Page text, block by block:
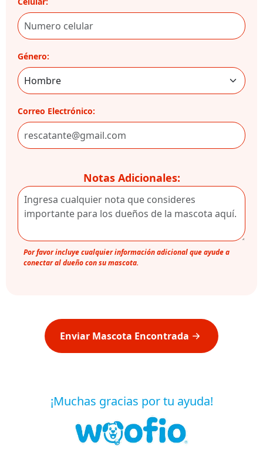
Género:
Correo Electrónico:
Notas Adicionales:
Por favor incluye cualquier información adicional que ayude a
conectar al dueño con su mascota.
Enviar Mascota Encontrada
¡Muchas gracias por tu ayuda!